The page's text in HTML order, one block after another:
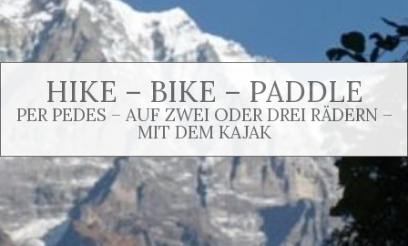
HIKE – BIKE – PADDLE
PER PEDES – AUF ZWEI ODER DREI RÄDERN –
MIT DEM KAJAK